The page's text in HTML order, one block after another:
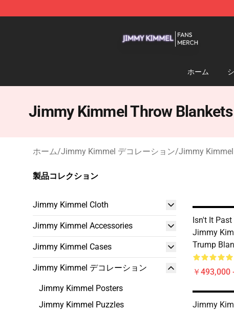
ホーム
Jimmy Kimmel Throw Blankets
ホーム/Jimmy Kimmel デコレーション/Jimmy
製品コレクション
Jimmy Kimmel Cloth
Jimmy Kimmel Accessories
Jimmy Kimmel Cases
Jimmy Kimmel デコレーション
Jimmy Kimmel Posters
Jimmy Kimmel Puzzles
Isn't It
Jimmy
Trump
￥493,000
Jimmy